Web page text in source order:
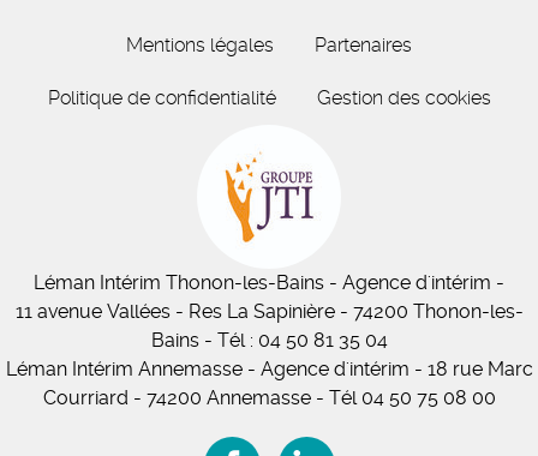
Mentions légales Partenaires
Politique de confidentialité Gestion des cookies
Léman Intérim Thonon-les-Bains - Agence d'intérim -
11avenue Vallées- Res La Sapinière - 74200 Thonon-les-
Bains - Tél : 04 50 81 35 04
Léman Intérim Annemasse - Agence d'intérim - 18 rue Marc
Courriard - 74200 Annemasse - Tél 04 50 75 08 00